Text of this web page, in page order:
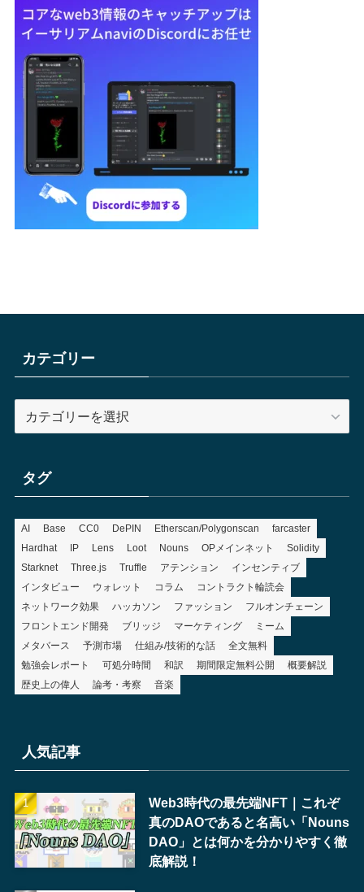
カテゴリー
テ
ー
タグ
AI Base CC0 DePIN Etherscan/Polygonscan
farcaster
Hardhat
IP Lens Loot Nouns OPメインネット
Solidity
Starknet
Three.js Truffle アテンション
インセンティブ
インタビュー
ウォレット コラム
コントラクト輪読会
ネットワーク効果
ハッカソン ファッション
フルオンチェーン
フロントエンド開発
ブリッジ マーケティング
ミーム
メタバース
予測市場 仕組み/技術的な話
全文無料
勉強会レポート
可処分時間 和訳 期間限定無料公開
概要解説
歴史上の偉人
論考・考察 音楽
人気記事
Web3時代の最先端NFT｜これぞ
真のDAOであると名高い「Nouns
DAO」とは何かを分かりやすく徹
底解説！